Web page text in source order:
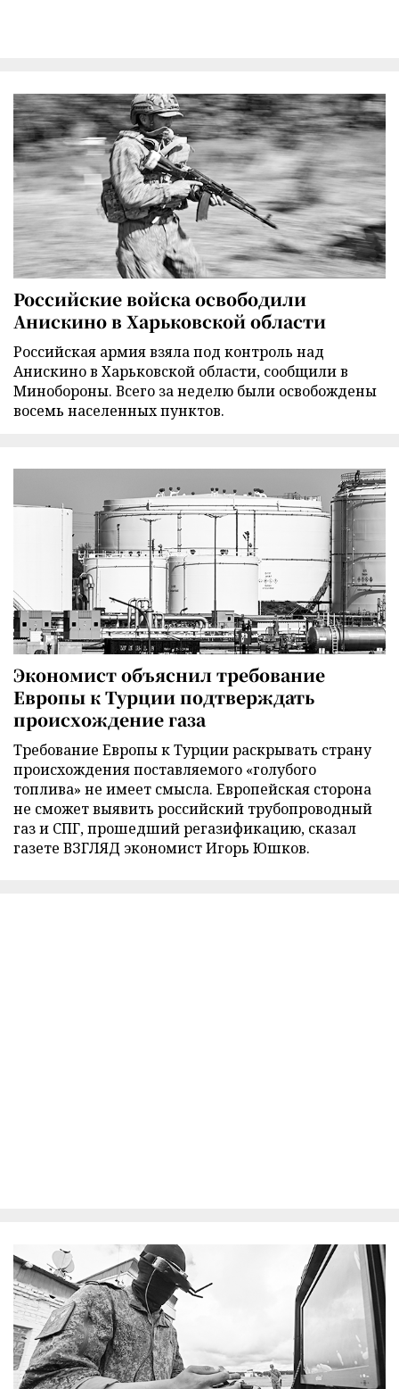
Российские войска освободили
Анискино в Харьковской области
Российская армия взяла под контроль над
Анискино в Харьковской области, сообщили в
Минобороны. Всего за неделю были освобождены
восемь населенных пунктов.
Экономист объяснил требование
Европы к Турции подтверждать
происхождение газа
Требование Европы к Турции раскрывать страну
происхождения поставляемого «голубого
топлива» не имеет смысла. Европейская сторона
не сможет выявить российский трубопроводный
газ и СПГ, прошедший регазификацию, сказал
газете ВЗГЛЯД экономист Игорь Юшков.